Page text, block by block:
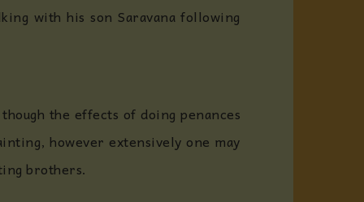
with his son Saravana following
the effects of doing penances
however extensively one may
brothers.